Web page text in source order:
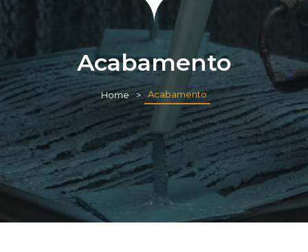
Acabamento
Home Acabamento